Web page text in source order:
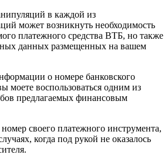
в каждой из
может возникнуть необходимость
платежного средства ВТБ, но также
данных размещенных на вашем
о номере банковского
моете воспользоваться одним из
предлагаемых финансовым
своего платежного инструмента,
когда под рукой не оказалось